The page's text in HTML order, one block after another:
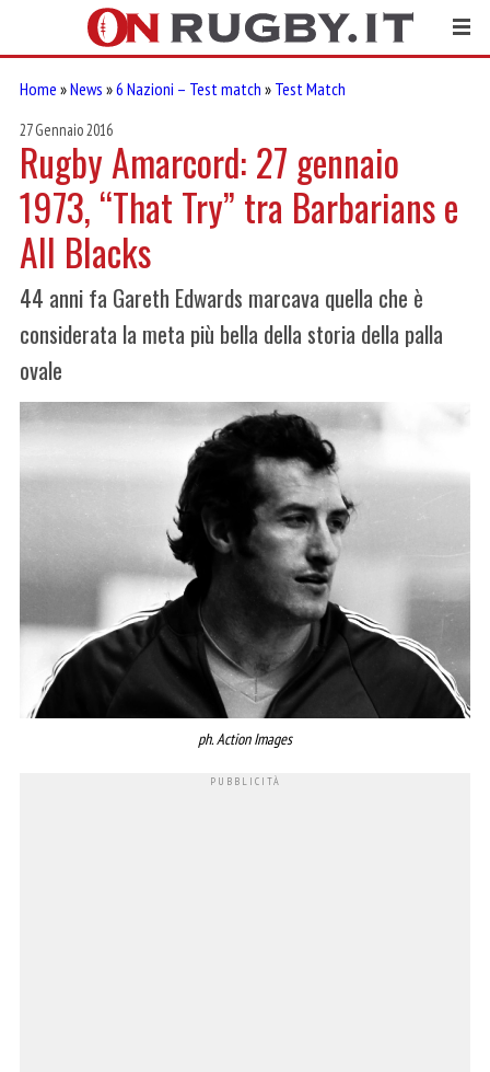
Home »News »6 Nazioni – Test match » Test Match
27 Gennaio 2016
Rugby Amarcord: 27 gennaio
1973, “That Try” tra Barbarians e
All Blacks
44 anni fa Gareth Edwards marcava quella che è
considerata la meta più bella della storia della palla
ovale
ph. Action Images